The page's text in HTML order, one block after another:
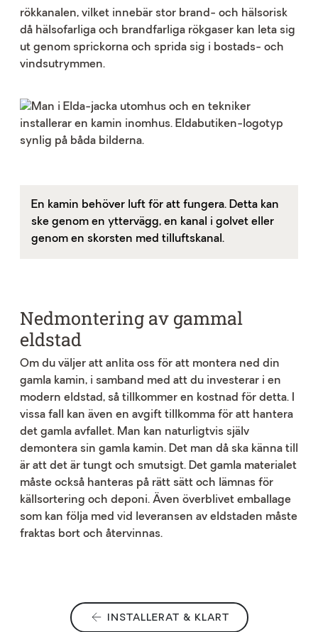
rökkanalen, vilket innebär stor brand- och hälsorisk
då hälsofarliga och brandfarliga rökgaser kan leta sig
ut genom sprickorna och sprida sig i bostads- och
vindsutrymmen.
En kamin behöver luft för att fungera. Detta kan
ske genom en yttervägg, en kanal i golvet eller
genom en skorsten med tilluftskanal.
Nedmontering av gammal
eldstad
Om du väljer att anlita oss för att montera ned din
gamla kamin, i samband med att du investerar i en
modern eldstad, så tillkommer en kostnad för detta. I
vissa fall kan även en avgift tillkomma för att hantera
det gamla avfallet. Man kan naturligtvis själv
demontera sin gamla kamin. Det man då ska känna till
är att det är tungt och smutsigt. Det gamla materialet
måste också hanteras på rätt sätt och lämnas för
källsortering och deponi. Även överblivet emballage
som kan följa med vid leveransen av eldstaden måste
fraktas bort och återvinnas.
INSTALLERAT & KLART